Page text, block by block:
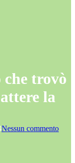
trovò
la
Nessun commento